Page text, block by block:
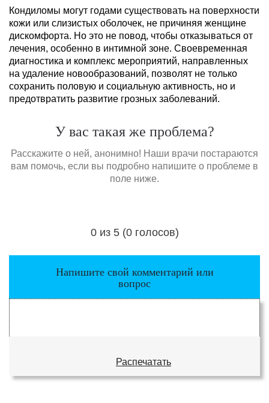
Кондиломы могут годами существовать на поверхности
кожи или слизистых оболочек, не причиняя женщине
дискомфорта. Но это не повод, чтобы отказываться от
лечения, особенно в интимной зоне. Своевременная
диагностика и комплекс мероприятий, направленных
на удаление новообразований, позволят не только
сохранить половую и социальную активность, но и
предотвратить развитие грозных заболеваний.
У вас такая же проблема?
Расскажите о ней, анонимно! Наши врачи постараются
вам помочь, если вы подробно напишите о проблеме в
поле ниже.
Загрузка...
0 из 5 (0 голосов)
Напишите свой комментарий или
вопрос
Распечатать